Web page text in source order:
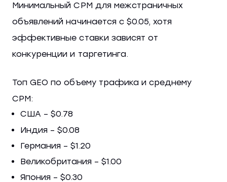
Минимальный CPM для межстраничных
объявлений начинается с $0.05, хотя
эффективные ставки зависят от
конкуренции и таргетинга.
Топ GEO по объему трафика и среднему
CPM:
США – $0.78
Индия – $0.08
Германия – $1.20
Великобритания – $1.00
Япония – $0.30